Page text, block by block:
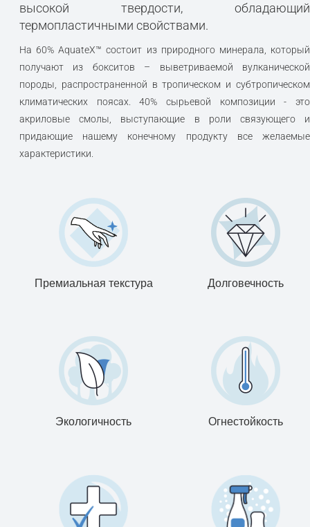
высокой твердости, обладающий
термопластичными свойствами.
На 60% AquateX™ состоит из природного минерала, который
получают из бокситов – выветриваемой вулканической
породы, распространенной в тропическом и субтропическом
климатических поясах. 40% сырьевой композиции - это
акриловые смолы, выступающие в роли связующего и
придающие нашему конечному продукту все желаемые
характеристики.
Премиальная текстура Долговечность
Экологичность Огнестойкость